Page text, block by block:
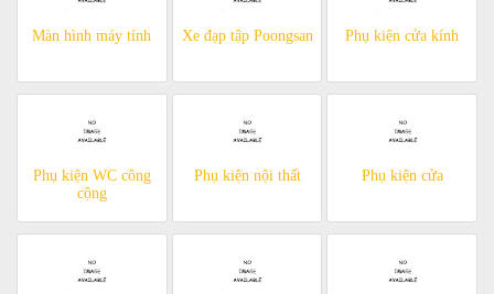
Màn hình máy tính Xe đạp tập Poongsan Phụ kiện cửa kính
Phụ kiện WC công
cộng
Phụ kiện nội thất Phụ kiện cửa